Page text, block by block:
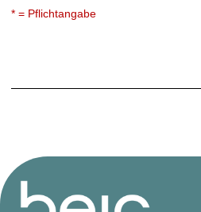
* = Pflichtangabe